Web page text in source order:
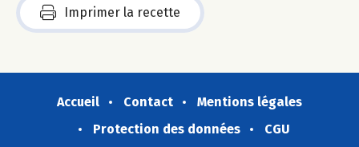
Imprimer la recette
Accueil Contact
Mentions légales
Protection des données
CGU